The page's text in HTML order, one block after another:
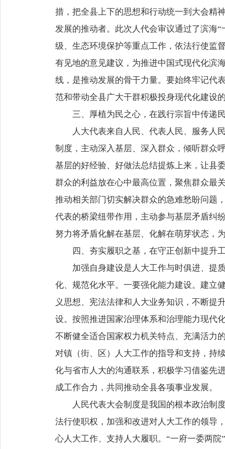
措，把全县上下的思想和行动统一到大会精
发展的推动者。此次人代会审议通过了滨海
级、生态环境保护等重点工作，依法行使监
有见地的意见建议，为推进中国式现代化滨
线，是推动发展的骨干力量。要始终牢记代
范和带动全县广大干群积极投身现代化建设
三、厚植为民之心，在践行宗旨中传递
人大代表来自人民、代表人民、服务人
制度，主动深入基层、深入群众，倾听群众
基层的好经验、好做法总结提炼上来，让县
群众的利益放在心中最高位置，聚焦群众最
推动相关部门切实解决群众的急难愁盼问题
代表的桥梁纽带作用，主动参与基层矛盾纠
努力将矛盾化解在基层、化解在萌芽状态，
四、夯实履职之基，在守正创新中提升
加强自身建设是人大工作与时俱进、提
化、规范化水平。一要强化能力建设。建立
义思想、宪法法律和人大业务知识，不断提
设。按照推进国家治理体系和治理能力现代
不断健全适合国家权力机关特点、充满活力
对镇（街、区）人大工作的指导和支持，持
化与省市人大的沟通联系，积极学习借鉴先
成工作合力，共同推动全县各项事业发展。
人民代表大会制度是我国的根本政治制
法行使职权，加强和改进对人大工作的领导
心人大工作、支持人大履职。“一府一委两